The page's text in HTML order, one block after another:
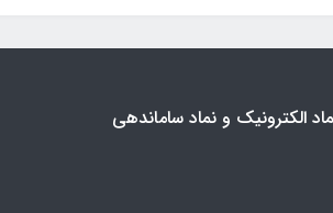
الکترونیک و نماد ساماندهی